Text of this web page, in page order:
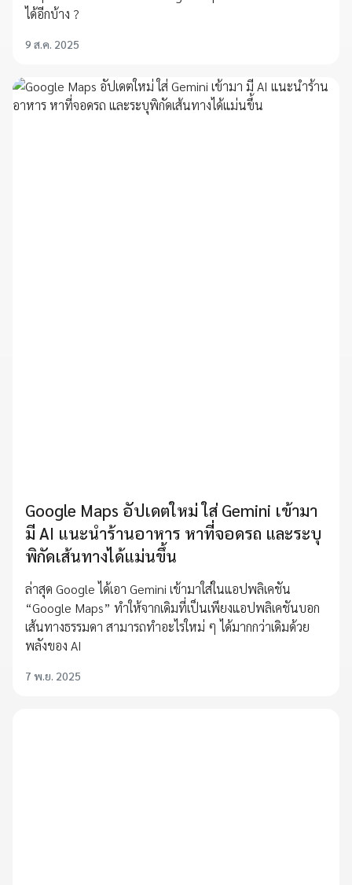
ได้อีกบ้าง ?
9 ส.ค. 2025
Google Maps อัปเดตใหม่ ใส่ Gemini เข้ามา
มี AI แนะนำร้านอาหาร หาที่จอดรถ และระบุ
พิกัดเส้นทางได้แม่นขึ้น
ล่าสุด Google ได้เอา Gemini เข้ามาใส่ในแอปพลิเคชัน
“Google Maps” ทำให้จากเดิมที่เป็นเพียงแอปพลิเคชันบอก
เส้นทางธรรมดา สามารถทำอะไรใหม่ ๆ ได้มากกว่าเดิมด้วย
พลังของ AI
7 พ.ย. 2025